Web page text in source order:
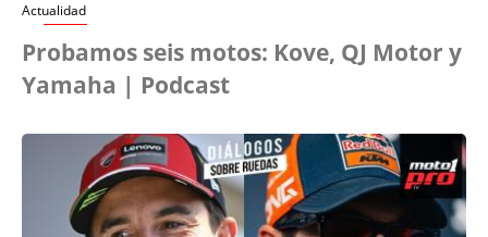
Actualidad
Probamos seis motos: Kove, QJ Motor y
Yamaha | Podcast